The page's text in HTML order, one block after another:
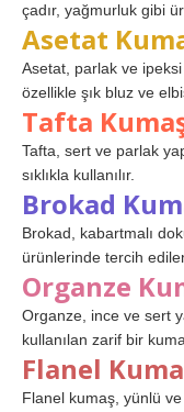
çadır, yağmurluk gibi
Asetat
Asetat, parlak ve
özellikle şık bluz ve
Tafta
Tafta, sert ve parlak
sıklıkla kullanılır.
Brokad
Brokad, kabartmalı
ürünlerinde tercih
Organze
Organze, ince ve sert
kullanılan zarif bir
Flanel
Flanel kumaş, yünlü ve